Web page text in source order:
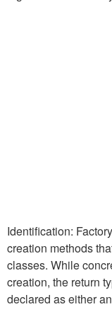
Identification:
creation methods
classes. While
creation, the return
declared as either